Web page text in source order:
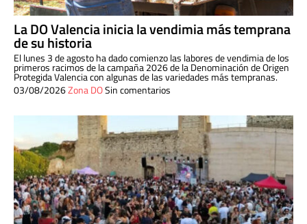
La DO Valencia inicia la vendimia más temprana
de su historia
El lunes 3 de agosto ha dado comienzo las labores de vendimia de los
primeros racimos de la campaña 2026 de la Denominación de Origen
Protegida Valencia con algunas de las variedades más tempranas.
03/08/2026Zona DOSin comentarios